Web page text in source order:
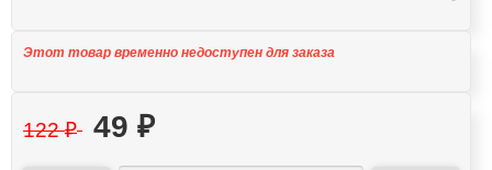
Этот товар временно недоступен для заказа
122₽ 49 ₽